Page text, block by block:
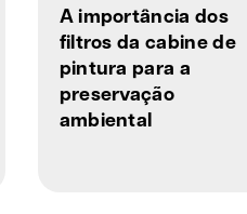
A importância dos
filtros da cabine de
pintura para a
preservação
ambiental